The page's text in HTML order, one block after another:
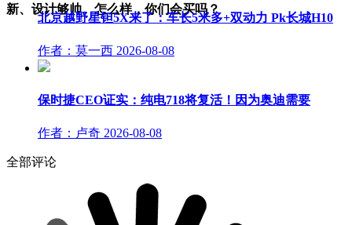
新、设计够帅。怎么样，你们会买吗？
北京越野星钽5X来了：车长5米多+双动力 Pk长城H10
作者：莫一西 2026-08-08
保时捷CEO证实：纯电718将复活！因为奥迪需要
作者：卢奇 2026-08-08
全部评论